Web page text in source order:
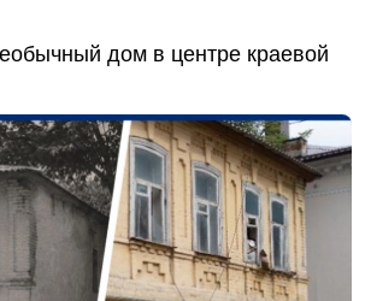
дом в центре краевой